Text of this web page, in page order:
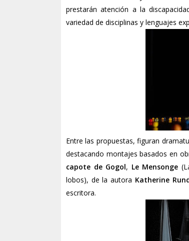
prestarán atención a la
variedad de disciplinas y lenguajes
Entre las propuestas, figuran
destacando montajes basados en
capote de Gogol, Le Mensonge
lobos), de la autora Katherine
escritora.